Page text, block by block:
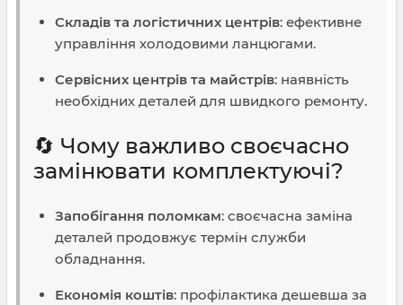
Складів та логістичних центрів: ефективне
управління холодовими ланцюгами.
Сервісних центрів та майстрів: наявність
необхідних деталей для швидкого ремонту.
🔄 Чому важливо своєчасно
замінювати комплектуючі?
Запобігання поломкам: своєчасна заміна
деталей продовжує термін служби
обладнання.
Економія коштів: профілактика дешевша за